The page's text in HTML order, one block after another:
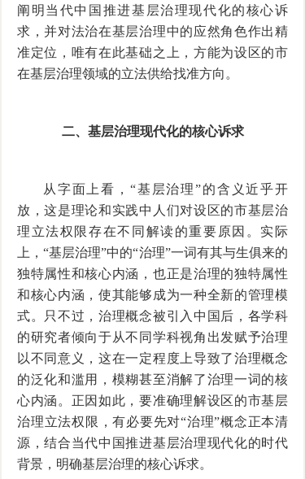
阐明当代中国推进基层治理现代化的核心诉
求，并对法治在基层治理中的应然角色作出精
准定位，唯有在此基础之上，方能为设区的市
在基层治理领域的立法供给找准方向。
二、基层治理现代化的核心诉求
从字面上看，“基层治理”的含义近乎开
放，这是理论和实践中人们对设区的市基层治
理立法权限存在不同解读的重要原因。实际
上，“基层治理”中的“治理”一词有其与生俱来的
独特属性和核心内涵，也正是治理的独特属性
和核心内涵，使其能够成为一种全新的管理模
式。只不过，治理概念被引入中国后，各学科
的研究者倾向于从不同学科视角出发赋予治理
以不同意义，这在一定程度上导致了治理概念
的泛化和滥用，模糊甚至消解了治理一词的核
心内涵。正因如此，要准确理解设区的市基层
治理立法权限，有必要先对“治理”概念正本清
源，结合当代中国推进基层治理现代化的时代
背景，明确基层治理的核心诉求。